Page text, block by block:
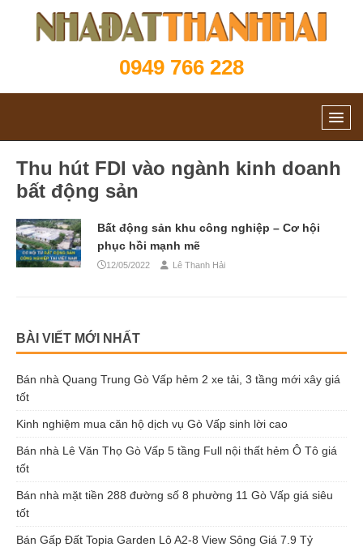
0949 766 228
Thu hút FDI vào ngành kinh doanh
bất động sản
Bất động sản khu công nghiệp – Cơ hội
phục hồi mạnh mẽ
12/05/2022 Lê Thanh Hải
BÀI VIẾT MỚI NHẤT
Bán nhà Quang Trung Gò Vấp hẻm 2 xe tải, 3 tầng mới xây giá
tốt
Kinh nghiệm mua căn hộ dịch vụ Gò Vấp sinh lời cao
Bán nhà Lê Văn Thọ Gò Vấp 5 tầng Full nội thất hẻm Ô Tô giá
tốt
Bán nhà mặt tiền 288 đường số 8 phường 11 Gò Vấp giá siêu
tốt
Bán Gấp Đất Topia Garden Lô A2-8 View Sông Giá 7.9 Tỷ